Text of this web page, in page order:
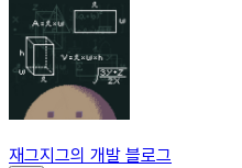
재그지그의 개발 블로그